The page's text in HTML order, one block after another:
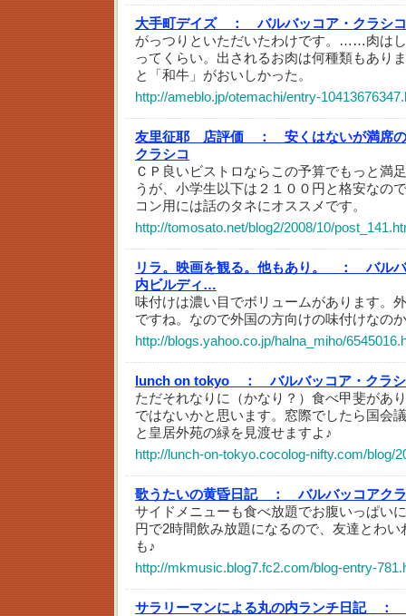
大手町デイズ ：
バルバッコア・クラシ
がっつりといただいたわけです。……肉は
ってくらい。出されるお肉は何種類もあり
と「和牛」がおいしかった。
http://ameblo.jp/otemachi/entry-
友里征耶 店評価 ：
安くはないが満席
クラシコ
ＣＰ良いビストロならこの予算でもっと満
うが、小学生以下は２１００円と格安なの
コン用には話のタネにオススメです。
http://tomosato.net/blog2/2008/10/
リラ。映画を観る。他もあり。 ：
バル
内ビルディ…
味付けは濃い目でボリュームがあります。
ですね。なので外国の方向けの味付けなの
http://blogs.yahoo.co.jp/halna_miho/
lunch on tokyo ：
バルバッコア・クラ
ただそれなりに（かなり？）食べ甲斐があ
ではないかと思います。窓際でしたら国会
と皇居外苑の緑を見渡せますよ♪
http://lunch-on-tokyo.cocolog-nifty.com/blog/
歌うたいの黄昏日記 ：
バルバッコアク
サイドメニューも食べ放題でお腹いっぱい
円で2時間飲み放題になるので、友達とわ
も♪
http://mkmusic.blog7.fc2.com/blog-entry-
サラリーマンによる丸の内ランチ日記 ：